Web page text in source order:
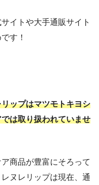
イトや大手通販サイト
す！
ップはマツモトキヨシ
は取り扱われていませ
商品が豊富にそろって
ヌレリップは現在、通